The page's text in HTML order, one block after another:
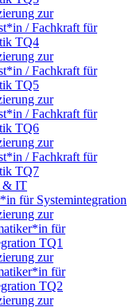
zur
/ Fachkraft für
TQ4
zur
/ Fachkraft für
TQ5
zur
/ Fachkraft für
TQ6
zur
/ Fachkraft für
TQ7
& IT
für Systemintegration
zur
für
TQ1
zur
für
TQ2
zur